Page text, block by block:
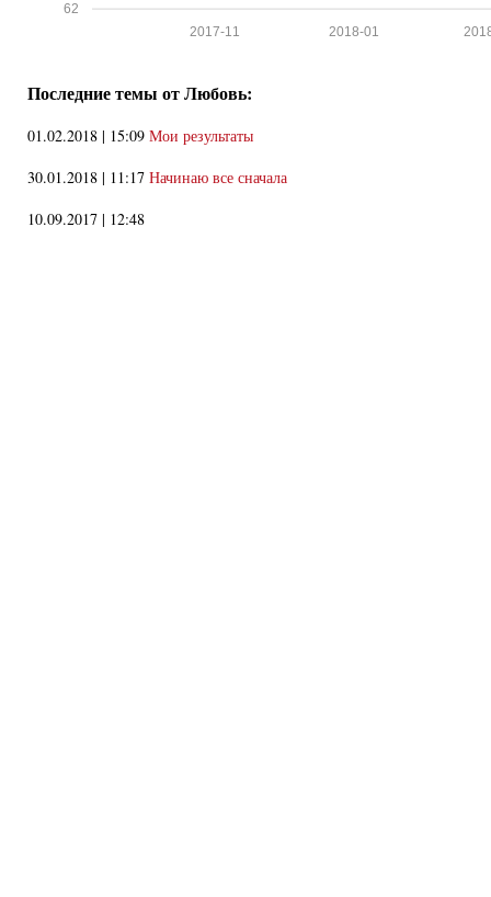
62
2018-01
2017-11
Последние темы от Любовь:
01.02.2018 | 15:09 Мои результаты
30.01.2018 | 11:17 Начинаю все сначала
10.09.2017 | 12:48